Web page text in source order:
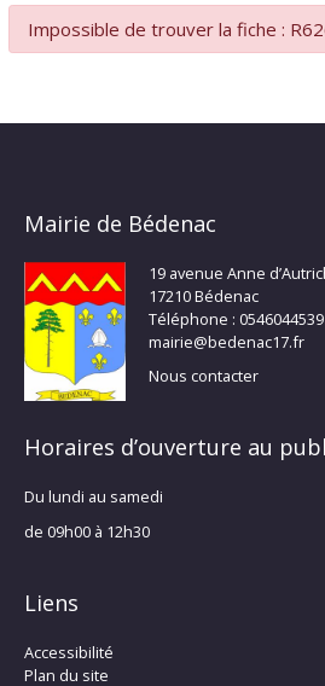
Impossible de trouver la fiche :
Mairie de Bédenac
19 avenue Anne
17210 Bédenac
Téléphone : 0546044539
mairie@bedenac17.fr
Nous contacter
Horaires d’ouverture au
Du lundi au samedi
de 09h00 à 12h30
Liens
Accessibilité
Plan du site